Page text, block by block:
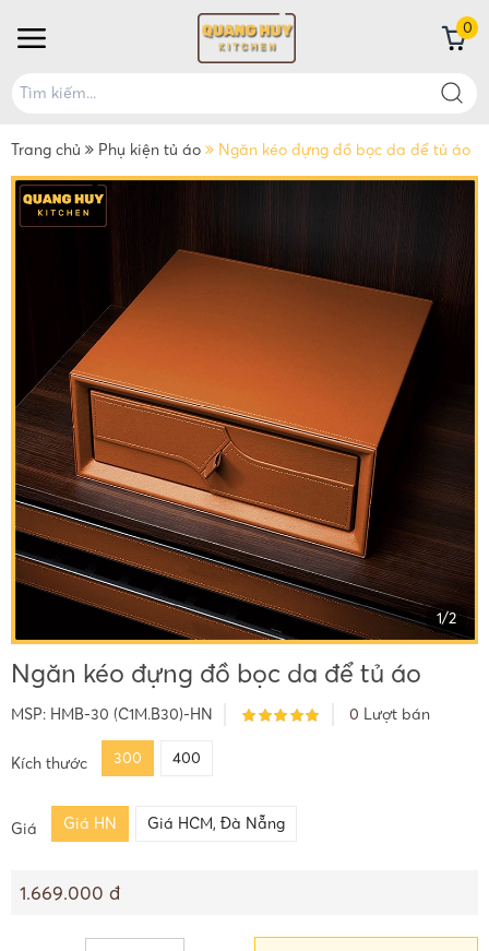
0
Trang chủ Phụ kiện tủ áo Ngăn kéo đựng đồ bọc da để tủ áo
1/2
Ngăn kéo đựng đồ bọc da để tủ áo
MSP: HMB-30 (C1M.B30)-HN 0 Lượt bán
Kích thước 300 400
Giá Giá HN Giá HCM, Đà Nẵng
1.669.000 đ